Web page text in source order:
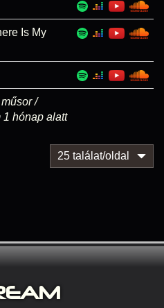
Is My
/
1 hónap alatt
25 találat/oldal